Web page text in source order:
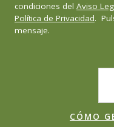
condiciones del Aviso
Política de Privacidad.
mensaje.
CÓMO